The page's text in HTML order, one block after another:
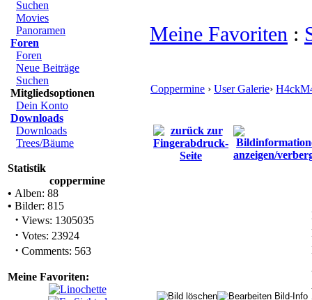
Suchen
Movies
Panoramen
Foren
Foren
Neue Beiträge
Suchen
Mitgliedsoptionen
Dein Konto
Downloads
Downloads
Trees/Bäume
Statistik
coppermine
• Alben: 88
• Bilder: 815
· Views: 1305035
· Votes: 23924
· Comments: 563
Meine Favoriten:
Meine Favoriten :
Coppermine › User Galerie›